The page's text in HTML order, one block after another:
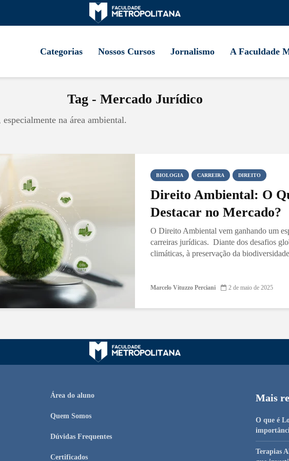
Categorias Nossos Cursos Jornalismo A Faculdade
Tag - Mercado Jurídico
na área ambiental.
BIOLOGIA CARREIRA DIREITO
Direito Ambiental: O
Destacar no Mercado?
O Direito Ambiental vem ganhando um
carreiras jurídicas. Diante dos desafios
climáticas, à preservação da
Marcelo Vituzzo Perciani 2 de maio de 2025
Área do aluno
Quem Somos
Dúvidas Frequentes
Certificados
Mais
O que é
Terapias